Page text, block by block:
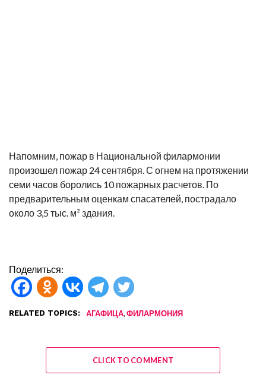
Напомним, пожар в Национальной филармонии
произошел пожар 24 сентября. С огнем на протяжении
семи часов боролись 10 пожарных расчетов. По
предварительным оценкам спасателей, пострадало
около 3,5 тыс. м² здания.
Поделиться:
RELATED TOPICS: АГАФИЦА, ФИЛАРМОНИЯ
CLICK TO COMMENT